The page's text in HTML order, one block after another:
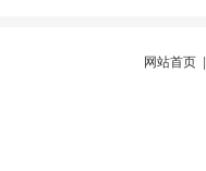
网站首页|